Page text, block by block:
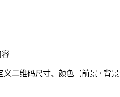
容
二维码尺寸、颜色（前景 / 背